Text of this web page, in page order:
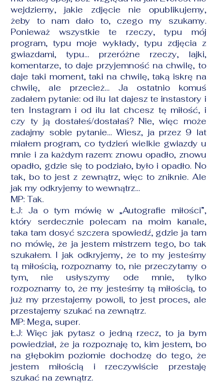
wejdziemy, jakie zdjęcie nie opublikujemy,
żeby to nam dało to, czego my szukamy.
Ponieważ wszystkie te rzeczy, typu mój
program, typu moje wykłady, typu zdjęcia z
gwiazdami, typu… przeróżne rzeczy, lajki,
komentarze, to daje przyjemność na chwilę, to
daje taki moment, taki na chwilę, taką iskrę na
chwilę, ale przecież… Ja ostatnio komuś
zadałem pytanie: od ilu lat dajesz te instastory i
ten Instagrami od ilu lat chcesz tę miłość, i
czy ty ją dostałeś/dostałaś? Nie, więc może
zadajmy sobie pytanie… Wiesz, ja przez 9 lat
miałem program, co tydzień wielkie gwiazdy u
mnie i za każdym razem: znowu opadło, znowu
opadło, gdzie się to podziało, było i opadło. No
tak, bo to jest z zewnątrz, więc to zniknie. Ale
jak my odkryjemy to wewnątrz…
MP: Tak.
ŁJ: Ja o tym mówię w „Autografie miłości”,
który serdecznie polecam na moim kanale,
taka tam dosyć szczera spowiedź, gdzie ja tam
no mówię, że ja jestem mistrzem tego, bo tak
szukałem. I jak odkryjemy, że to my jesteśmy
tą miłością, rozpoznamy to, nie przeczytamy o
tym, nie usłyszymy ode mnie, tylko
rozpoznamy to, że my jesteśmy tą miłością, to
już my przestajemy powoli, to jest proces, ale
przestajemy szukać na zewnątrz.
MP: Mega, super.
ŁJ: Więc jak pytasz o jedną rzecz, to ja bym
powiedział, że ja rozpoznaję to, kim jestem, bo
na głębokim poziomie dochodzę do tego, że
jestem miłością i rzeczywiście przestaję
szukać na zewnątrz.